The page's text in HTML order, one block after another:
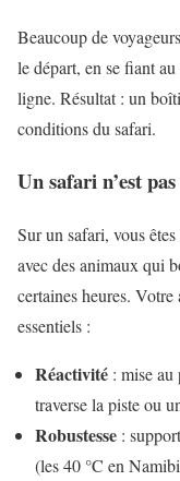
Beaucoup de
le départ, en se fiant
ligne. Résultat : un
conditions du safari.
Un safari n’est
Sur un safari, vous
avec des animaux qui
certaines heures.
essentiels :
Réactivité : mise
traverse la piste ou
Robustesse :
(les 40 °C en